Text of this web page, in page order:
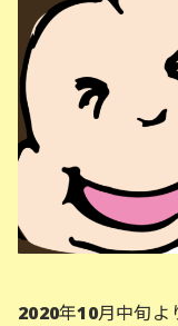
2020年10月中旬